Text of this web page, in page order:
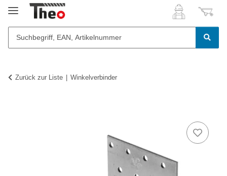
Zurück zur Liste Winkelverbinder